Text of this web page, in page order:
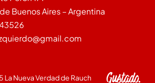
Buenos Aires – Argentina
Nueva Verdad de Rauch